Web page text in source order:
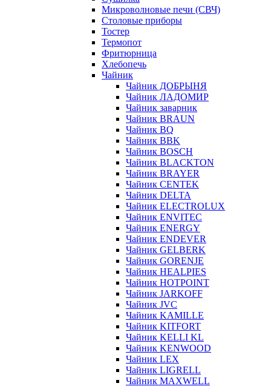
Микроволновые печи (СВЧ)
Столовые приборы
Тостер
Термопот
Фритюрница
Хлебопечь
Чайник
Чайник ДОБРЫНЯ
Чайник ЛАДОМИР
Чайник заварник
Чайник BRAUN
Чайник BQ
Чайник BBK
Чайник BOSCH
Чайник BLACKTON
Чайник BRAYER
Чайник CENTEK
Чайник DELTA
Чайник ELECTROLUX
Чайник ENVITEC
Чайник ENERGY
Чайник ENDEVER
Чайник GELBERK
Чайник GORENJE
Чайник HEALPIES
Чайник HOTPOINT
Чайник JARKOFF
Чайник JVC
Чайник KAMILLE
Чайник KITFORT
Чайник KELLI KL
Чайник KENWOOD
Чайник LEX
Чайник LIGRELL
Чайник MAXWELL